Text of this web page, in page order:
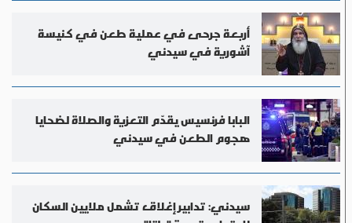
أربعة جرحى في عملية طعن في كنيسة
آشورية في سيدني
البابا فرنسيس يقدّم التعزية والصلاة لضحايا
هجوم الطعن في سيدني
سيدني: تدابير إغلاق تشمل ملايين السكان